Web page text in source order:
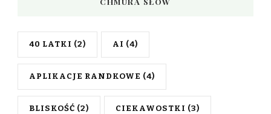
40 LATKI (2) AI (4)
APLIKACJE RANDKOWE (4)
BLISKOŚĆ (2) CIEKAWOSTKI (3)